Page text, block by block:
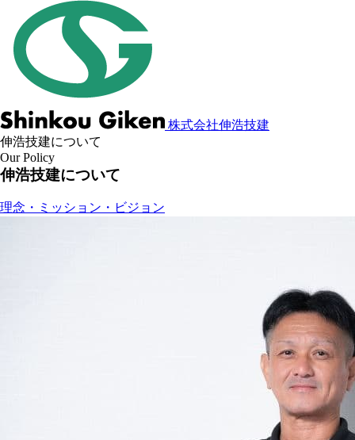
株式会社伸浩技建
伸浩技建について
Our Policy
伸浩技建について
理念・ミッション・ビジョン